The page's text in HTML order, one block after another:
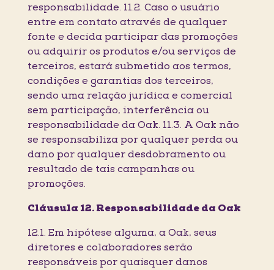
responsabilidade. 11.2. Caso o usuário
entre em contato através de qualquer
fonte e decida participar das promoções
ou adquirir os produtos e/ou serviços de
terceiros, estará submetido aos termos,
condições e garantias dos terceiros,
sendo uma relação jurídica e comercial
sem participação, interferência ou
responsabilidade da Oak. 11.3. A Oak não
se responsabiliza por qualquer perda ou
dano por qualquer desdobramento ou
resultado de tais campanhas ou
promoções.
Cláusula 12. Responsabilidade da Oak
12.1. Em hipótese alguma, a Oak, seus
diretores e colaboradores serão
responsáveis por quaisquer danos